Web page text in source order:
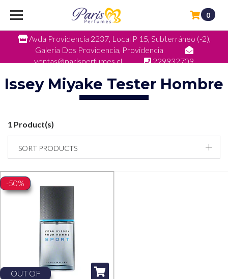
Avda Providencia 2237, Local P 15, Subterráneo (-2),
Galeria Dos Providencia, Providencia
ventas@parisperfumes.cl
229932709
0
Issey Miyake Tester Hombre
1 Product(s)
SORT PRODUCTS
-50%
OUT OF